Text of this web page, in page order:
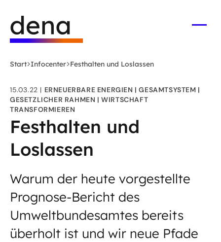
Hauptinhalt
springen
Deutsche
Energie-
Agentur
-
Startseite
Start Infocenter Festhalten und Loslassen
15.03.22 ERNEUERBARE ENERGIEN
GESAMTSYSTEM
GESETZLICHER RAHMEN
WIRTSCHAFT
TRANSFORMIEREN
Festhalten und
Loslassen
Warum der heute vorgestellte
Prognose-Bericht des
Umweltbundesamtes bereits
überholt ist und wir neue Pfade